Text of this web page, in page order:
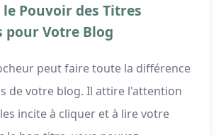
le Pouvoir des Titres
pour Votre Blog
peut faire toute la différence
de votre blog. Il attire l'attention
incite à cliquer et à lire votre